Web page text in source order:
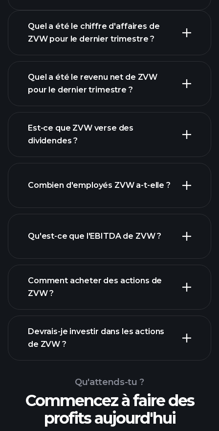
les bénéfices de ZVW
Quel a été le chiffre d'affaires de
ZVW pour le dernier trimestre ?
rapports financiers
Quel a été le revenu net de ZVW
pour le dernier trimestre ?
Est-ce que ZVW verse des
dividendes ?
actions à fort
Combien d'employés ZVW a-t-elle ?
plus grands
Qu'est-ce que l'EBITDA de ZVW ?
rapports financiers
Comment acheter des actions de
ZVW ?
Devrais-je investir dans les actions
de ZVW ?
Qu'attends-tu ?
Commencez à faire des
profits aujourd'hui